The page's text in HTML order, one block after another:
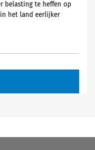
belasting te heffen op
het land eerlijker